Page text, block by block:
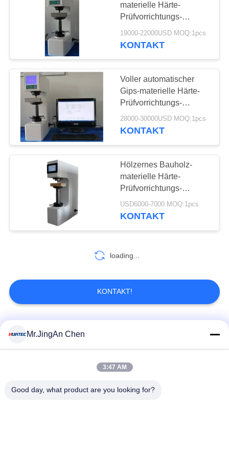
PRIVACY
POLICY
X-Ray
Fehlerprüfgerät
X-ray Pipeline
Crawler
35
Porenprüfgerät
materielle Härte-
Prüfvorrichtungs-
automatische hohe
Präzision
19000-22000USD MOQ:1pcs
KONTAKT
Voller automatischer
Gips-materielle Härte-
Prüfvorrichtungs-
Software-Steuerung
28000-30000USD MOQ:1pcs
KONTAKT
Hölzernes Bauholz-
materielle Härte-
Prüfvorrichtungs-
automatisch
Digitalanzeige
USD6000-7000 MOQ:1pcs
KONTAKT
loading...
KONTAKT!
Beliebte Kategorien Alle
Ultraschall-
Mr.JingAn Chen
3:47 AM
Good day, what product are you looking for?